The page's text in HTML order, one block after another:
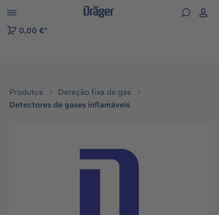
to B2B platform navigation
0,00 €*
Produtos
Deteção fixa de gás
Detectores de gases inflamáveis
Ignorar galeria de imagens